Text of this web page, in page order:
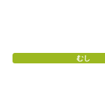
むし